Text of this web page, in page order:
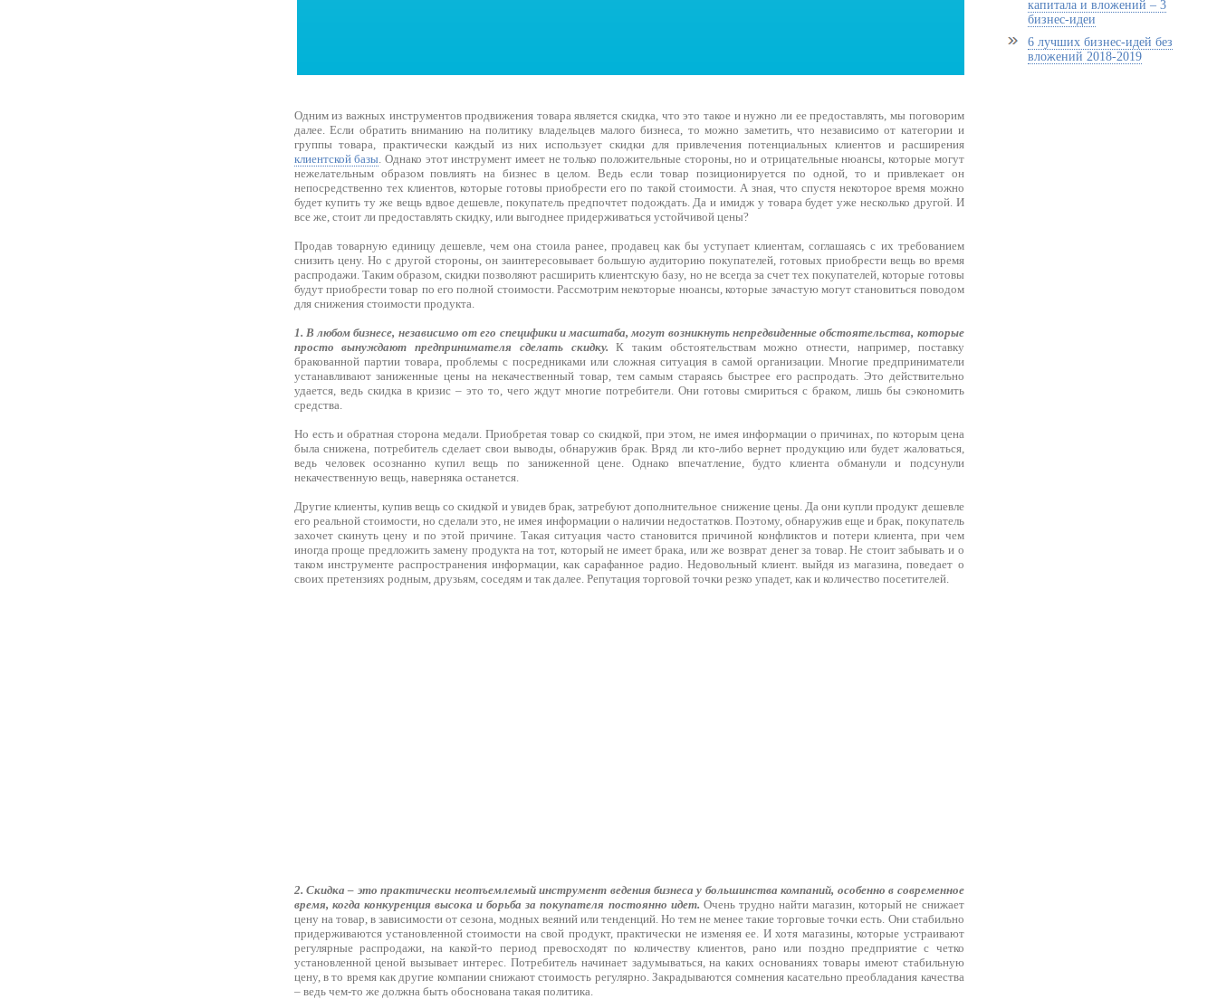
Одним из важных инструментов продвижения товара является скидка, что это такое и нужно ли ее предоставлять, мы поговорим
далее. Если обратить вниманию на политику владельцев малого бизнеса, то можно заметить, что независимо от категории и
группы товара, практически каждый из них использует скидки для привлечения потенциальных клиентов и расширения
клиентской базы . Однако этот инструмент имеет не только положительные стороны, но и отрицательные нюансы, которые могут
нежелательным образом повлиять на бизнес в целом. Ведь если товар позиционируется по одной, то и привлекает он
непосредственно тех клиентов, которые готовы приобрести его по такой стоимости. А зная, что спустя некоторое время можно
будет купить ту же вещь вдвое дешевле, покупатель предпочтет подождать. Да и имидж у товара будет уже несколько другой. И
все же, стоит ли предоставлять скидку, или выгоднее придерживаться устойчивой цены?
Продав товарную единицу дешевле, чем она стоила ранее, продавец как бы уступает клиентам, соглашаясь с их требованием
снизить цену. Но с другой стороны, он заинтересовывает большую аудиторию покупателей, готовых приобрести вещь во время
распродажи. Таким образом, скидки позволяют расширить клиентскую базу, но не всегда за счет тех покупателей, которые готовы
будут приобрести товар по его полной стоимости. Рассмотрим некоторые нюансы, которые зачастую могут становиться поводом
для снижения стоимости продукта.
1. В любом бизнесе, независимо от его специфики и масштаба, могут возникнуть непредвиденные обстоятельства, которые
просто вынуждают предпринимателя сделать скидку. К таким обстоятельствам можно отнести, например, поставку
бракованной партии товара, проблемы с посредниками или сложная ситуация в самой организации. Многие предприниматели
устанавливают заниженные цены на некачественный товар, тем самым стараясь быстрее его распродать. Это действительно
удается, ведь скидка в кризис – это то, чего ждут многие потребители. Они готовы смириться с браком, лишь бы сэкономить
средства.
Но есть и обратная сторона медали. Приобретая товар со скидкой, при этом, не имея информации о причинах, по которым цена
была снижена, потребитель сделает свои выводы, обнаружив брак. Вряд ли кто-либо вернет продукцию или будет жаловаться,
ведь человек осознанно купил вещь по заниженной цене. Однако впечатление, будто клиента обманули и подсунули
некачественную вещь, наверняка останется.
Другие клиенты, купив вещь со скидкой и увидев брак, затребуют дополнительное снижение цены. Да они купли продукт дешевле
его реальной стоимости, но сделали это, не имея информации о наличии недостатков. Поэтому, обнаружив еще и брак, покупатель
захочет скинуть цену и по этой причине. Такая ситуация часто становится причиной конфликтов и потери клиента, при чем
иногда проще предложить замену продукта на тот, который не имеет брака, или же возврат денег за товар. Не стоит забывать и о
таком инструменте распространения информации, как сарафанное радио. Недовольный клиент. выйдя из магазина, поведает о
своих претензиях родным, друзьям, соседям и так далее. Репутация торговой точки резко упадет, как и количество посетителей.
2. Скидка – это практически неотъемлемый инструмент ведения бизнеса у большинства компаний, особенно в современное
время, когда конкуренция высока и борьба за покупателя постоянно идет. Очень трудно найти магазин, который не снижает
цену на товар, в зависимости от сезона, модных веяний или тенденций. Но тем не менее такие торговые точки есть. Они стабильно
придерживаются установленной стоимости на свой продукт, практически не изменяя ее. И хотя магазины, которые устраивают
регулярные распродажи, на какой-то период превосходят по количеству клиентов, рано или поздно предприятие с четко
установленной ценой вызывает интерес. Потребитель начинает задумываться, на каких основаниях товары имеют стабильную
цену, в то время как другие компании снижают стоимость регулярно. Закрадываются сомнения касательно преобладания качества
– ведь чем-то же должна быть обоснована такая политика.
капитала и вложений – 3
бизнес-идеи
6 лучших бизнес-идей без
вложений 2018-2019